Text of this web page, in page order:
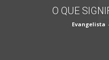
O QUE
Evangelista